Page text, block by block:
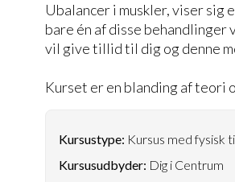
Ubalancer i muskler, viser
bare én af disse
vil give tillid til dig og denne
Kurset er en blanding af teori
Kursustype: Kursus med fysisk
Kursusudbyder: Dig i Centrum